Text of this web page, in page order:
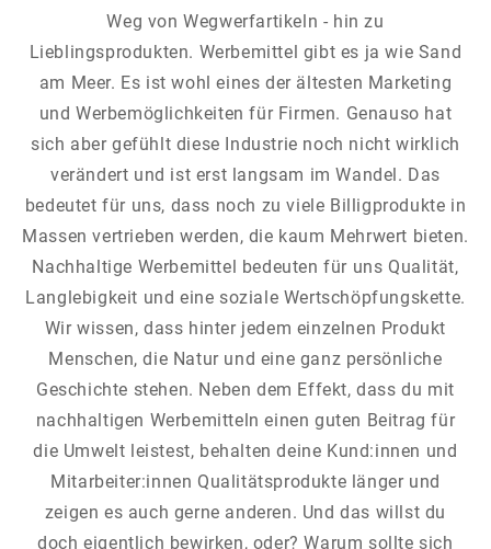
Weg von Wegwerfartikeln - hin zu
Lieblingsprodukten. Werbemittel gibt es ja wie Sand
am Meer. Es ist wohl eines der ältesten Marketing
und Werbemöglichkeiten für Firmen. Genauso hat
sich aber gefühlt diese Industrie noch nicht wirklich
verändert und ist erst langsam im Wandel. Das
bedeutet für uns, dass noch zu viele Billigprodukte in
Massen vertrieben werden, die kaum Mehrwert bieten.
Nachhaltige Werbemittel bedeuten für uns Qualität,
Langlebigkeit und eine soziale Wertschöpfungskette.
Wir wissen, dass hinter jedem einzelnen Produkt
Menschen, die Natur und eine ganz persönliche
Geschichte stehen. Neben dem Effekt, dass du mit
nachhaltigen Werbemitteln einen guten Beitrag für
die Umwelt leistest, behalten deine Kund:innen und
Mitarbeiter:innen Qualitätsprodukte länger und
zeigen es auch gerne anderen. Und das willst du
doch eigentlich bewirken, oder? Warum sollte sich